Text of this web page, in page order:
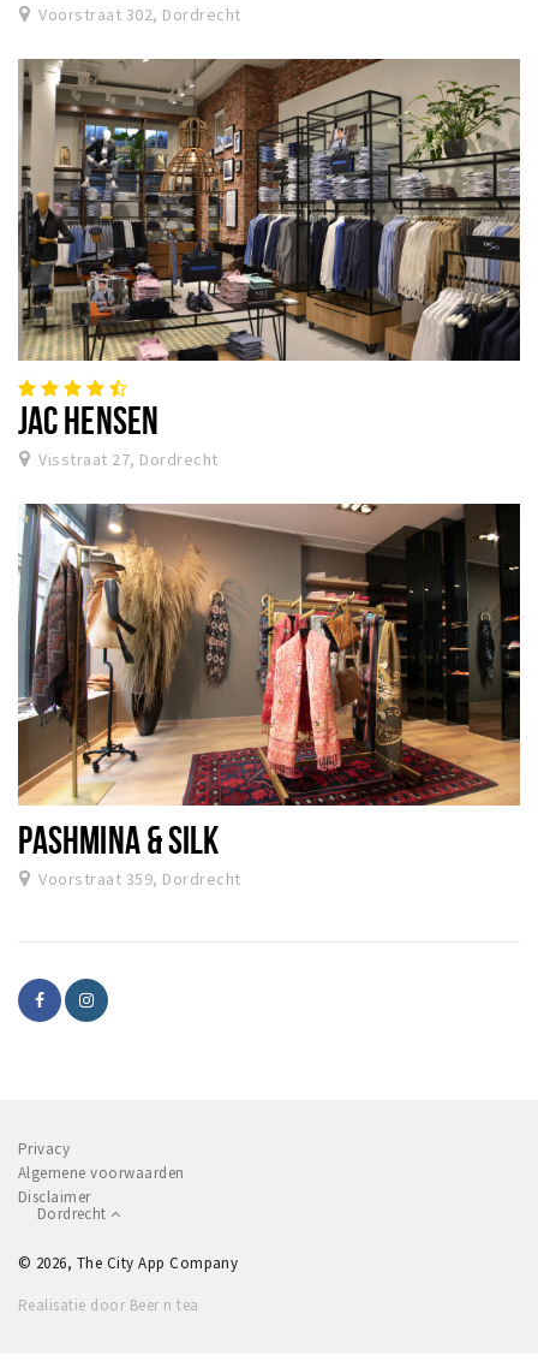
Voorstraat 302, Dordrecht
JAC HENSEN
Visstraat 27, Dordrecht
PASHMINA & SILK
Voorstraat 359, Dordrecht
Privacy
Algemene voorwaarden
Disclaimer
Dordrecht
© 2026, The City App Company
Realisatie door Beer n tea